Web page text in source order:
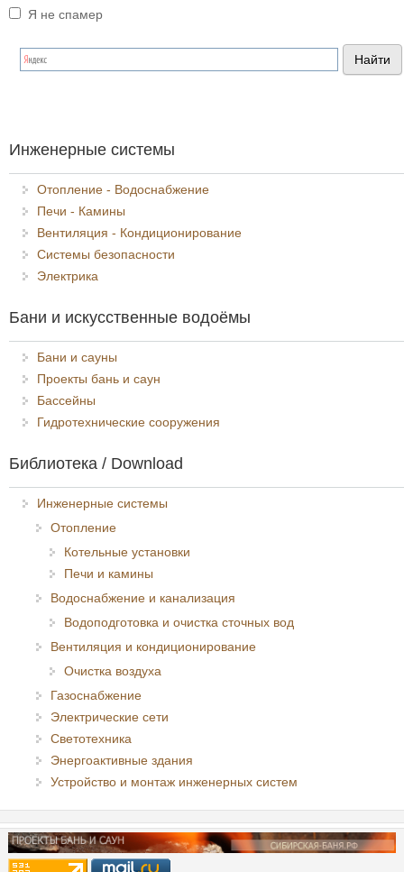
Я не спамер
Я спамер
Инженерные системы
Отопление - Водоснабжение
Печи - Камины
Вентиляция - Кондиционирование
Системы безопасности
Электрика
Бани и искусственные водоёмы
Бани и сауны
Проекты бань и саун
Бассейны
Гидротехнические сооружения
Библиотека / Download
Инженерные системы
Отопление
Котельные установки
Печи и камины
Водоснабжение и канализация
Водоподготовка и очистка сточных вод
Вентиляция и кондиционирование
Очистка воздуха
Газоснабжение
Электрические сети
Светотехника
Энергоактивные здания
Устройство и монтаж инженерных систем